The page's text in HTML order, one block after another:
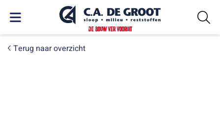
DE BOUW VER VOORUIT
Terug naar overzicht